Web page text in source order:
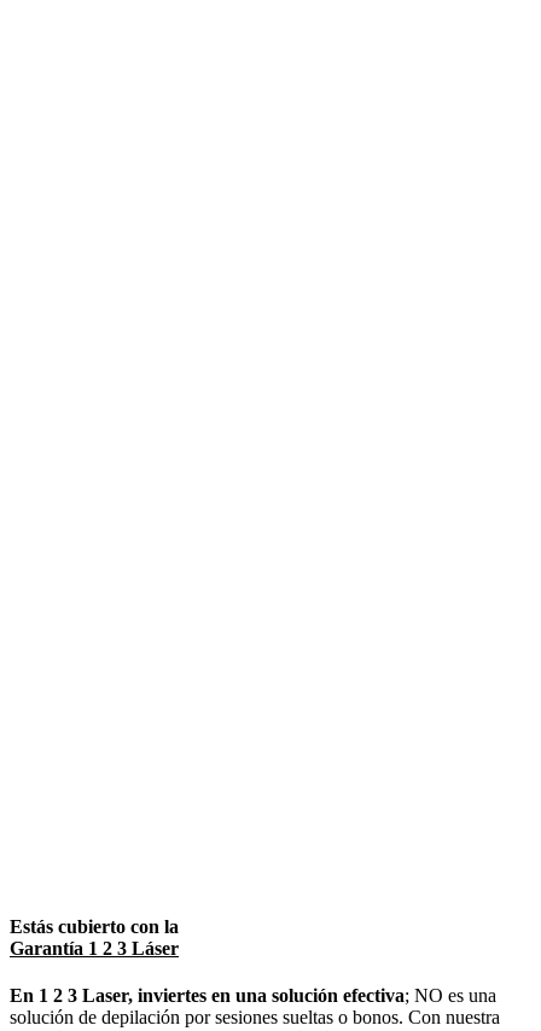
Estás cubierto con la
Garantía 1 2 3 Láser
En 1 2 3 Laser, inviertes en una solución efectiva; NO es una
solución de depilación por sesiones sueltas o bonos. Con nuestra